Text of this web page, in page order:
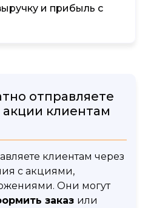
и прибыль с
отправляете
акции клиентам
клиентам через
с акциями,
Они могут
заказ или